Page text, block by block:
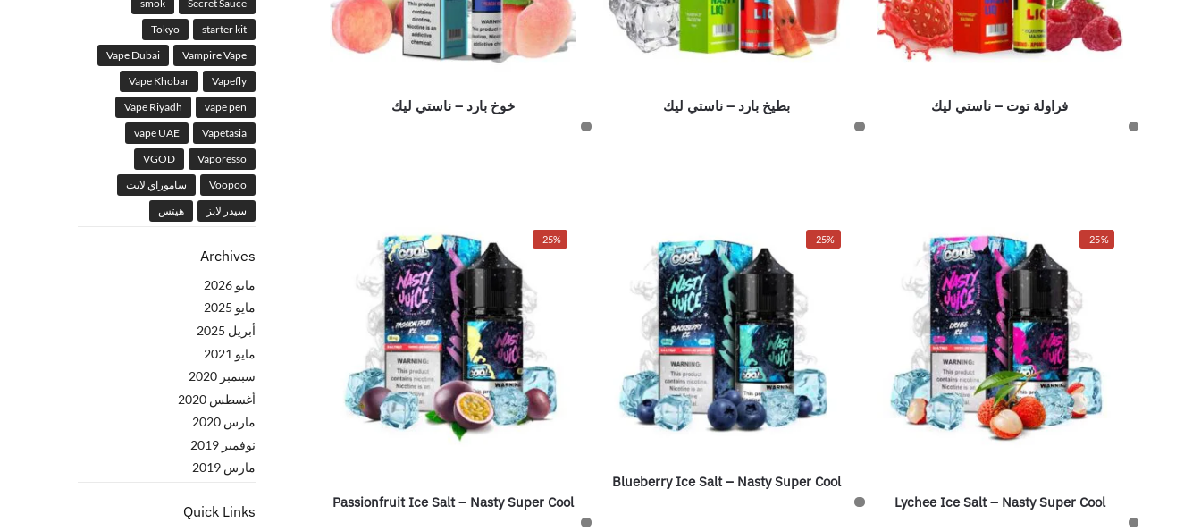
فراولة توت – ناستي ليك بطيخ بارد – ناستي ليك خوخ بارد – ناستي ليك
-25%
Lychee Ice Salt – Nasty Super Cool
-25%
Blueberry Ice Salt – Nasty Super Cool
-25%
Passionfruit Ice Salt – Nasty Super Cool
Secret Sauce
smok
starter kit
Tokyo
Vampire Vape
Vape Dubai
Vapefly
Vape Khobar
vape pen
Vape Riyadh
Vapetasia
vape UAE
Vaporesso
VGOD
Voopoo
ساموراي لايت
سيدر لابز
هيتس
Archives
مايو 2026
مايو 2025
أبريل 2025
مايو 2021
سبتمبر 2020
أغسطس 2020
مارس 2020
نوفمبر 2019
مارس 2019
Quick Links